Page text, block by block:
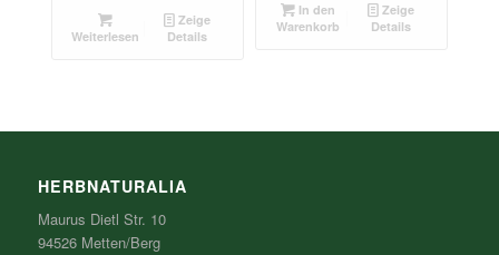
Weiterlesen
Zeige
Details
In den
Warenkorb
Zeige
Details
HERBNATURALIA
Maurus Dietl Str. 10
94526 Metten/Berg